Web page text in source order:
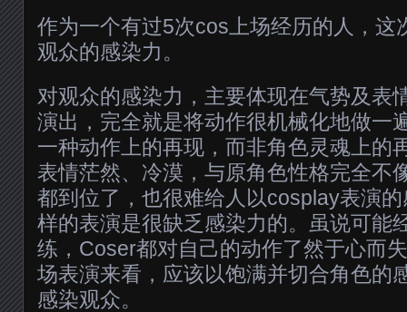
作为一个有过5次cos上场经历的人，这
观众的感染力。
对观众的感染力，主要体现在气势及表
演出，完全就是将动作很机械化地做一
一种动作上的再现，而非角色灵魂上的
表情茫然、冷漠，与原角色性格完全不
都到位了，也很难给人以cosplay表演
样的表演是很缺乏感染力的。虽说可能
练，Coser都对自己的动作了然于心而
场表演来看，应该以饱满并切合角色的
感染观众。